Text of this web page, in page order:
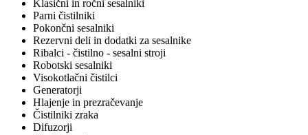
Klasični in ročni sesalniki
Parni čistilniki
Pokončni sesalniki
Rezervni deli in dodatki za sesalnike
Ribalci - čistilno - sesalni stroji
Robotski sesalniki
Visokotlačni čistilci
Generatorji
Hlajenje in prezračevanje
Čistilniki zraka
Difuzorji